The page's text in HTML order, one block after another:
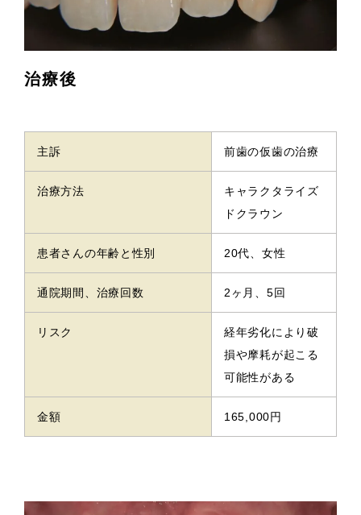
治療後
主訴 前歯の仮歯の治療
治療方法
キャラクタライズ
ドクラウン
患者さんの年齢と性別 20代、女性
通院期間、治療回数 2ヶ月、5回
リスク
経年劣化により破
損や摩耗が起こる
可能性がある
金額 165,000円